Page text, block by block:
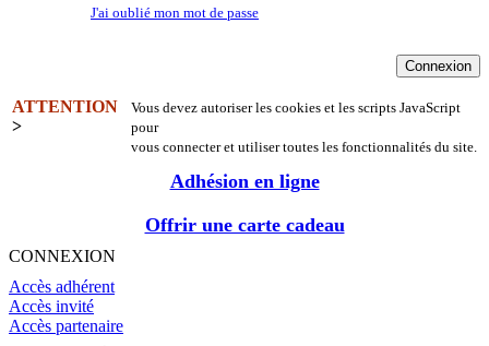
J'ai oublié mon mot de passe
ATTENTION
>
Vous devez autoriser les cookies et les scripts JavaScript
pour
vous connecter et utiliser toutes les fonctionnalités du site.
Adhésion en ligne
Offrir une carte cadeau
CONNEXION
Accès adhérent
Accès invité
Accès partenaire